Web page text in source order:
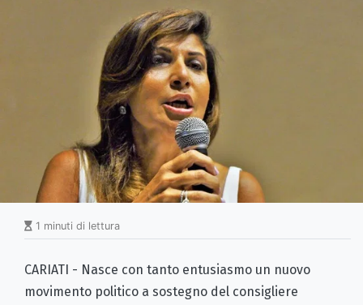
1 minuti di lettura
CARIATI - Nasce con tanto entusiasmo un nuovo
movimento politico a sostegno del consigliere